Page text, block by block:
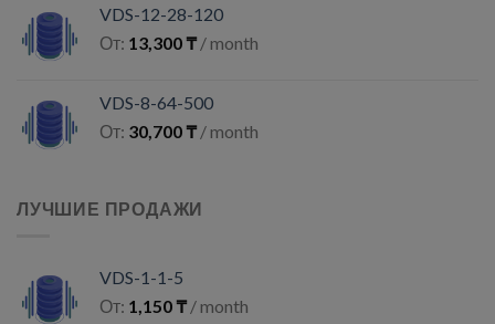
VDS-12-28-120
От: 13,300₸ / month
VDS-8-64-500
От: 30,700₸ / month
ЛУЧШИЕ ПРОДАЖИ
VDS-1-1-5
От: 1,150₸ / month